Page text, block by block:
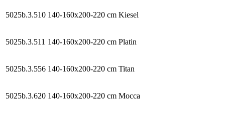
5025b.3.510 140-160x200-220 cm Kiesel
5025b.3.511 140-160x200-220 cm Platin
5025b.3.556 140-160x200-220 cm Titan
5025b.3.620 140-160x200-220 cm Mocca